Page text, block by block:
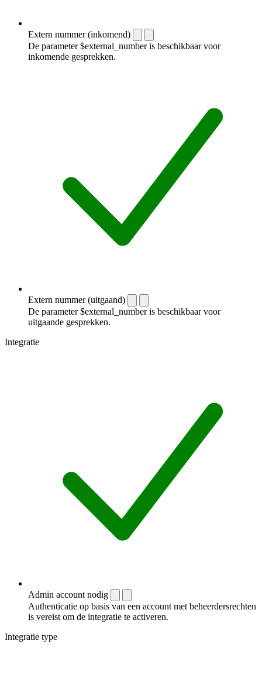
Extern nummer (inkomend)
De parameter $external_number is beschikbaar voor
inkomende gesprekken.
Extern nummer (uitgaand)
De parameter $external_number is beschikbaar voor
uitgaande gesprekken.
Integratie
Admin account nodig
Authenticatie op basis van een account met beheerdersrechten
is vereist om de integratie te activeren.
Integratie type